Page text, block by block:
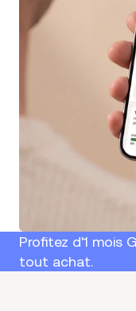
Profitez d'1 mois
tout achat.